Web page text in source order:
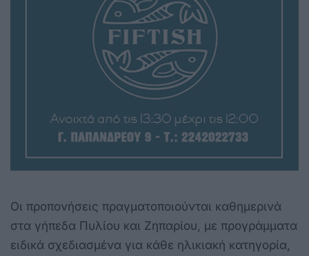
Οι προπονήσεις πραγματοποιούνται καθημερινά
στα γήπεδα Πυλίου και Ζηπαρίου, με προγράμματα
ειδικά σχεδιασμένα για κάθε ηλικιακή κατηγορία,